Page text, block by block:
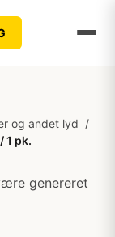
og andet lyd /
1 pk.
genereret